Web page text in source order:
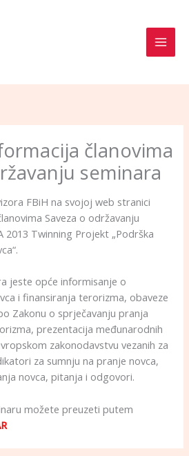
članovima
seminara
FBiH na svojoj web stranici
Saveza o održavanju
2013 Twinning Projekt „Podrška
jeste opće informisanje o
i finansiranja terorizma, obaveze
Zakonu o sprječavanju pranja
prezentacija međunarodnih
zakonodavstvu vezanih za
za sumnju na pranje novca,
novca, pitanja i odgovori.
možete preuzeti putem